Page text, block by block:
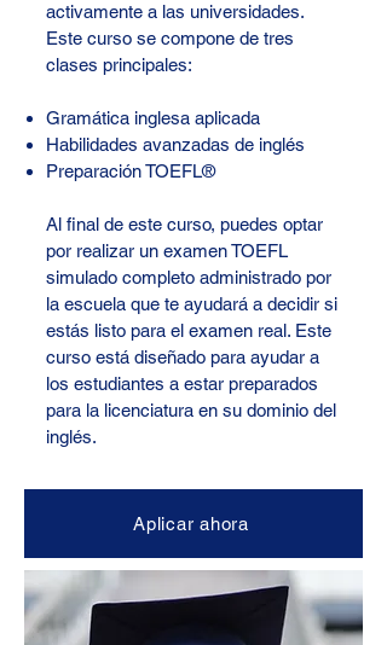
activamente a las universidades.
Este curso se compone de tres
clases principales:
Gramática inglesa aplicada
Habilidades avanzadas de inglés
Preparación TOEFL®
Al final de este curso, puedes optar
por realizar un examen TOEFL
simulado completo administrado por
la escuela que te ayudará a decidir si
estás listo para el examen real. Este
curso está diseñado para ayudar a
los estudiantes a estar preparados
para la licenciatura en su dominio del
inglés.
Aplicar ahora